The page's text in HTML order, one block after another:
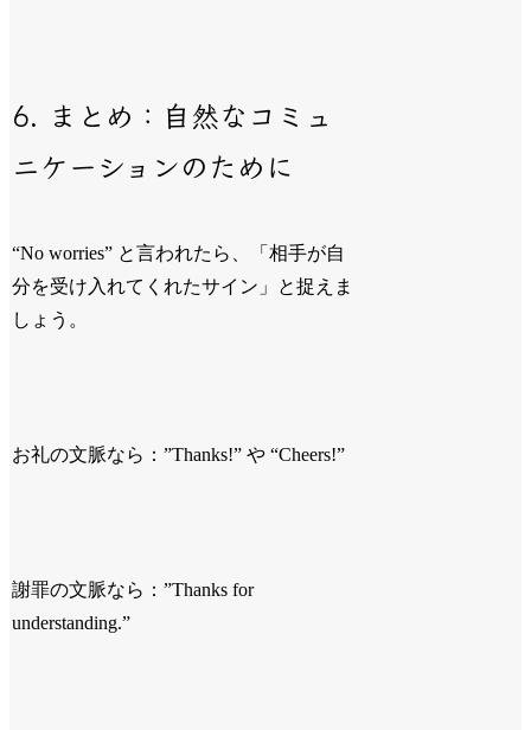
6. まとめ：自然なコミュ
ニケーションのために
“No worries” と言われたら、「相手が自
分を受け入れてくれたサイン」と捉えま
しょう。
お礼の文脈なら：”Thanks!” や “Cheers!”
謝罪の文脈なら：”Thanks for
understanding.”